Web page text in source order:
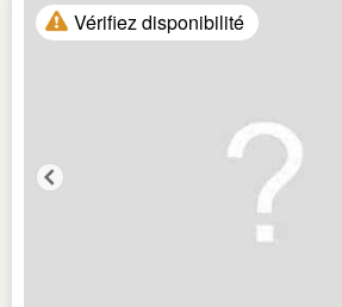
Vérifiez disponibilité